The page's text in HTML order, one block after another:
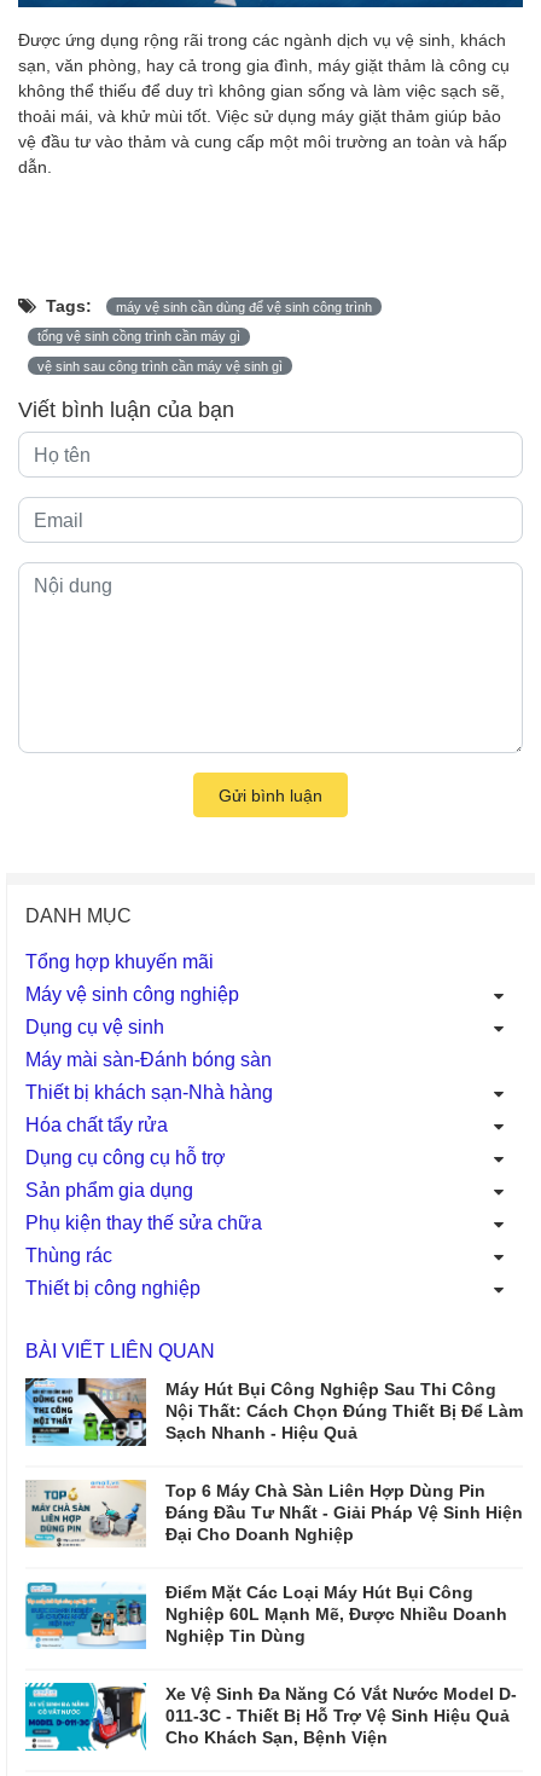
Được ứng dụng rộng rãi trong các ngành dịch vụ vệ sinh, khách
sạn, văn phòng, hay cả trong gia đình, máy giặt thảm là công cụ
không thể thiếu để duy trì không gian sống và làm việc sạch sẽ,
thoải mái, và khử mùi tốt. Việc sử dụng máy giặt thảm giúp bảo
vệ đầu tư vào thảm và cung cấp một môi trường an toàn và hấp
dẫn.
Tags: máy vệ sinh cần dùng để vệ sinh công trình
tổng vệ sinh cồng trình cần máy gì
vệ sinh sau công trình cần máy vệ sinh gì
Viết bình luận của bạn
Gửi bình luận
DANH MỤC
Tổng hợp khuyến mãi
Máy vệ sinh công nghiệp
Dụng cụ vệ sinh
Máy mài sàn-Đánh bóng sàn
Thiết bị khách sạn-Nhà hàng
Hóa chất tẩy rửa
Dụng cụ công cụ hỗ trợ
Sản phẩm gia dụng
Phụ kiện thay thế sửa chữa
Thùng rác
Thiết bị công nghiệp
BÀI VIẾT LIÊN QUAN
Máy Hút Bụi Công Nghiệp Sau Thi Công
Nội Thất: Cách Chọn Đúng Thiết Bị Để Làm
Sạch Nhanh - Hiệu Quả
Top 6 Máy Chà Sàn Liên Hợp Dùng Pin
Đáng Đầu Tư Nhất - Giải Pháp Vệ Sinh Hiện
Đại Cho Doanh Nghiệp
Điểm Mặt Các Loại Máy Hút Bụi Công
Nghiệp 60L Mạnh Mẽ, Được Nhiều Doanh
Nghiệp Tin Dùng
Xe Vệ Sinh Đa Năng Có Vắt Nước Model D-
011-3C - Thiết Bị Hỗ Trợ Vệ Sinh Hiệu Quả
Cho Khách Sạn, Bệnh Viện